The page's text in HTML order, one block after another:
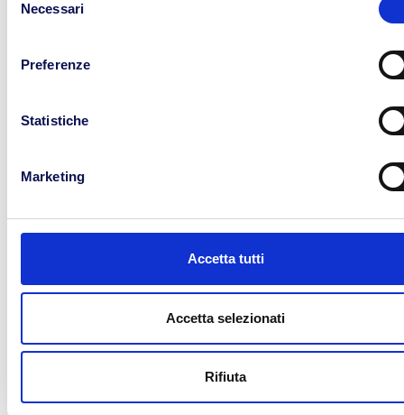
delNecessari
Preferenze
Statistiche
Marketing
Accetta tutti
Accetta selezionati
Rifiuta
Categorie
Trasporto
Notizie recenti
Un riconoscimento che ci rende
SETTEMBRE 27, 2023
Vincere la partita dell’ultimo
cosa chiedono alla tecnologia i
conducenti del delivery